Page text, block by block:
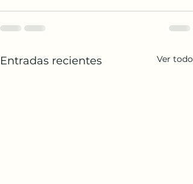
Entradas recientes Ver todo